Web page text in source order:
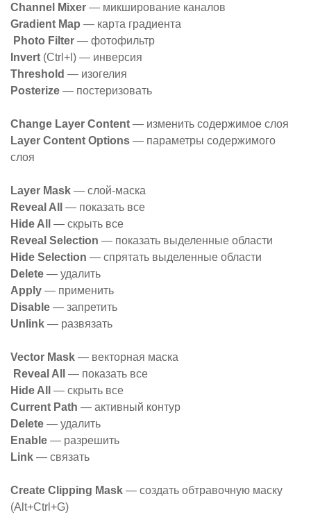
Channel Mixer — микширование каналов
Gradient Map — карта градиента
Photo Filter — фотофильтр
Invert (Ctrl+I) — инверсия
Threshold — изогелия
Posterize — постеризовать
Changе Layer Content — изменить содержимое слоя
Layer Content Options — параметры содержимого
слоя
Layer Mask — слой-маска
Reveal All
— показать все
Hide All
— скрыть все
Reveal Selection — показать выделенные области
Hide Selection — спрятать выделенные области
Delete — удалить
Apply — применить
Disable — запретить
Unlink — развязать
Vector Mask — векторная маска
Reveal All
— показать все
Hide All
— скрыть все
Current Path — активный контур
Delete — удалить
Enable — разрешить
Link — связать
Create Clipping Mask — создать обтравочную маску
(Alt+Ctrl+G)